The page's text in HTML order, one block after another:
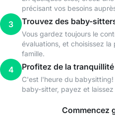
précisant vos besoins
3 Trouvez des baby-
Vous gardez toujours le
évaluations, et choisissez
famille.
4 Profitez de la
C'est l'heure du
baby-sitter, payez et
Commencez